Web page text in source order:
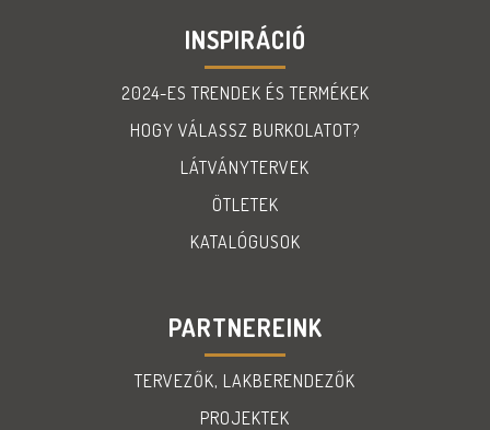
INSPIRÁCIÓ
2024-ES TRENDEK ÉS TERMÉKEK
HOGY VÁLASSZ BURKOLATOT?
LÁTVÁNYTERVEK
ÖTLETEK
KATALÓGUSOK
PARTNEREINK
TERVEZŐK, LAKBERENDEZŐK
PROJEKTEK